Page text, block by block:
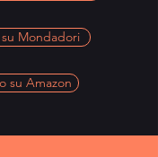
Mondadori
su Amazon